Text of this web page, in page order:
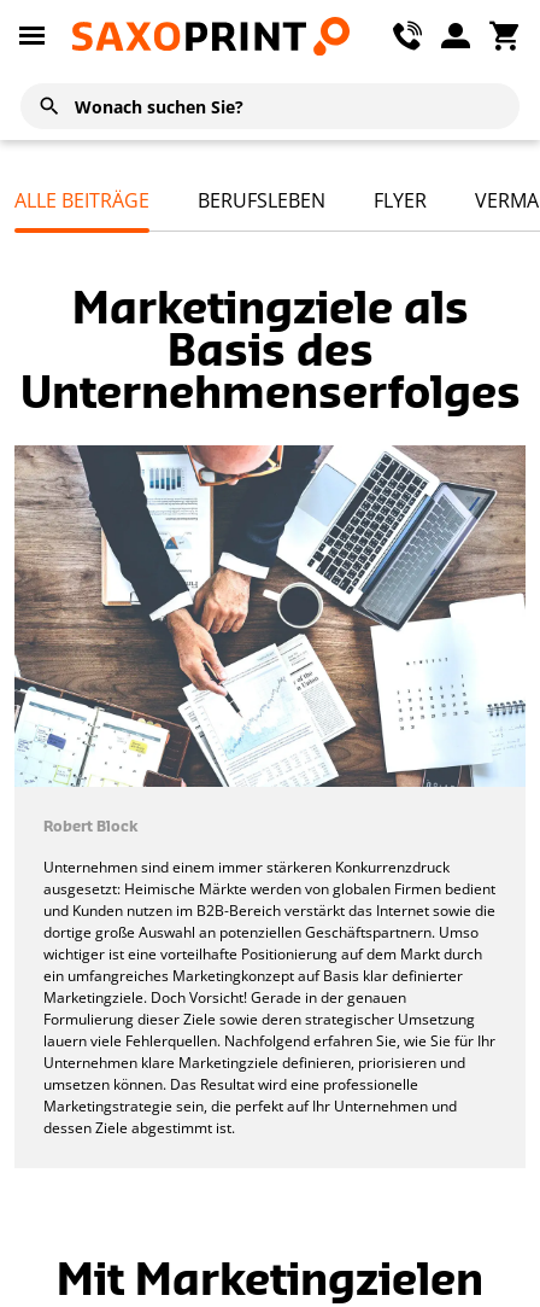
ALLE BEITRÄGE BERUFSLEBEN FLYER
Marketingziele als
Basis des
Unternehmenserfolges
Robert Block
Unternehmen sind einem immer stärkeren Konkurrenzdruck
ausgesetzt: Heimische Märkte werden von globalen Firmen bedient
und Kunden nutzen im B2B-Bereich verstärkt das Internet sowie die
dortige große Auswahl an potenziellen Geschäftspartnern. Umso
wichtiger ist eine vorteilhafte Positionierung auf dem Markt durch
ein umfangreiches Marketingkonzept auf Basis klar definierter
Marketingziele. Doch Vorsicht! Gerade in der genauen
Formulierung dieser Ziele sowie deren strategischer Umsetzung
lauern viele Fehlerquellen. Nachfolgend erfahren Sie, wie Sie für Ihr
Unternehmen klare Marketingziele definieren, priorisieren und
umsetzen können. Das Resultat wird eine professionelle
Marketingstrategie sein, die perfekt auf Ihr Unternehmen und
dessen Ziele abgestimmt ist.
Mit Marketingzielen